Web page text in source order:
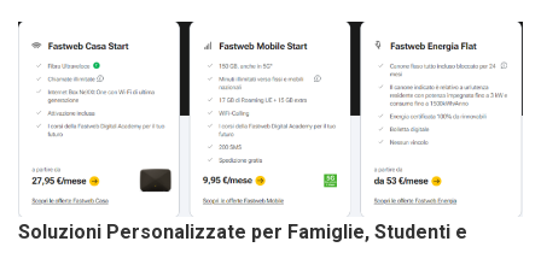
Soluzioni Personalizzate per Famiglie, Studenti e